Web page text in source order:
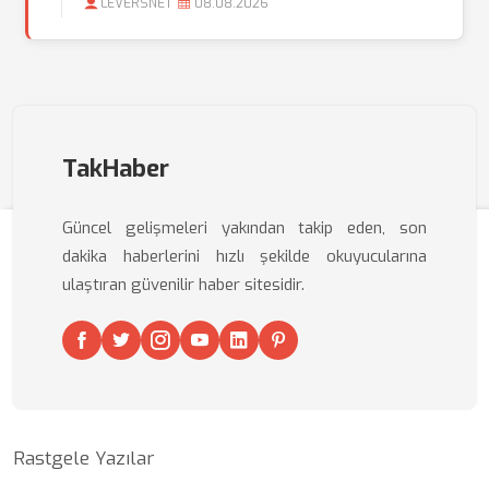
TakHaber
Güncel gelişmeleri yakından takip eden, son
dakika haberlerini hızlı şekilde okuyucularına
ulaştıran güvenilir haber sitesidir.
Rastgele Yazılar